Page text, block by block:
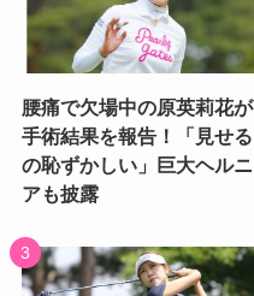
腰痛で欠場中の原英莉花が
手術結果を報告！「見せる
の恥ずかしい」巨大ヘルニ
アも披露